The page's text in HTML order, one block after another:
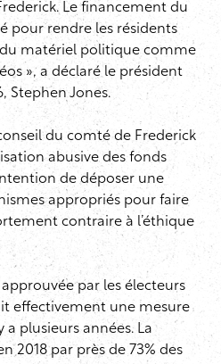
Le financement du
pour rendre les résidents
matériel politique comme
», a déclaré le président
Stephen Jones.
du comté de Frederick
abusive des fonds
de déposer une
appropriés pour faire
contraire à l’éthique
par les électeurs
effectivement une mesure
plusieurs années. La
2018 par près de 73% des